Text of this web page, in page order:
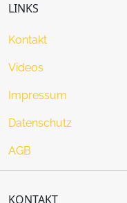
LINKS
Kontakt
Videos
Impressum
Datenschutz
AGB
KONTAKT